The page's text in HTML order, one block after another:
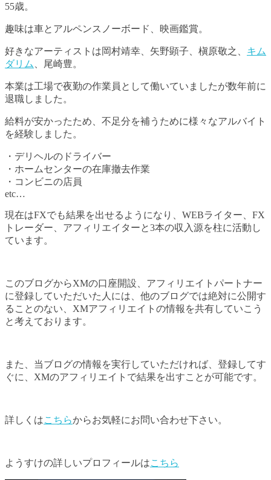
55歳。
趣味は車とアルペンスノーボード、映画鑑賞。
好きなアーティストは岡村靖幸、矢野顕子、槇原敬之、 キム
ダリム
、尾崎豊。
本業は工場で夜勤の作業員として働いていましたが数年前に
退職しました。
給料が安かったため、不足分を補うために様々なアルバイト
を経験しました。
・デリヘルのドライバー
・ホームセンターの在庫撤去作業
・コンビニの店員
etc…
現在はFXでも結果を出せるようになり、WEBライター、FX
トレーダー、アフィリエイターと3本の収入源を柱に活動し
ています。
このブログからXMの口座開設、アフィリエイトパートナー
に登録していただいた人には、他のブログでは絶対に公開す
ることのない、XMアフィリエイトの情報を共有していこう
と考えております。
また、当ブログの情報を実行していただければ、登録してす
ぐに、XMのアフィリエイトで結果を出すことが可能です。
詳しくはこちらからお気軽にお問い合わせ下さい。
ようすけの詳しいプロフィールはこちら